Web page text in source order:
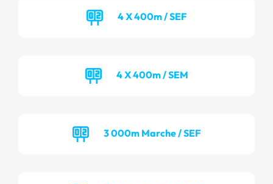
4 X 400m / SEF
4 X 400m / SEM
3 000m Marche / SEF